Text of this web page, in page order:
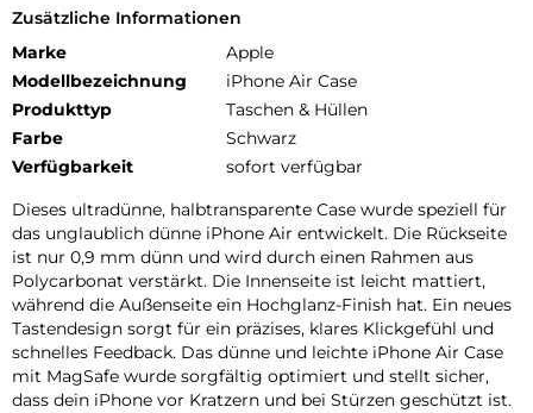
Zusätzliche Informationen
Marke
Apple
Modellbezeichnung
iPhone Air Case
Produkttyp
Taschen & Hüllen
Farbe
Schwarz
Verfügbarkeit
sofort verfügbar
Dieses ultradünne, halbtransparente Case wurde speziell für
das unglaublich dünne iPhone Air entwickelt. Die Rückseite
ist nur 0,9 mm dünn und wird durch einen Rahmen aus
Polycarbonat verstärkt. Die Innenseite ist leicht mattiert,
während die Außenseite ein Hochglanz-Finish hat. Ein neues
Tastendesign sorgt für ein präzises, klares Klickgefühl und
schnelles Feedback. Das dünne und leichte iPhone Air Case
mit MagSafe wurde sorgfältig optimiert und stellt sicher,
dass dein iPhone vor Kratzern und bei Stürzen geschützt ist.